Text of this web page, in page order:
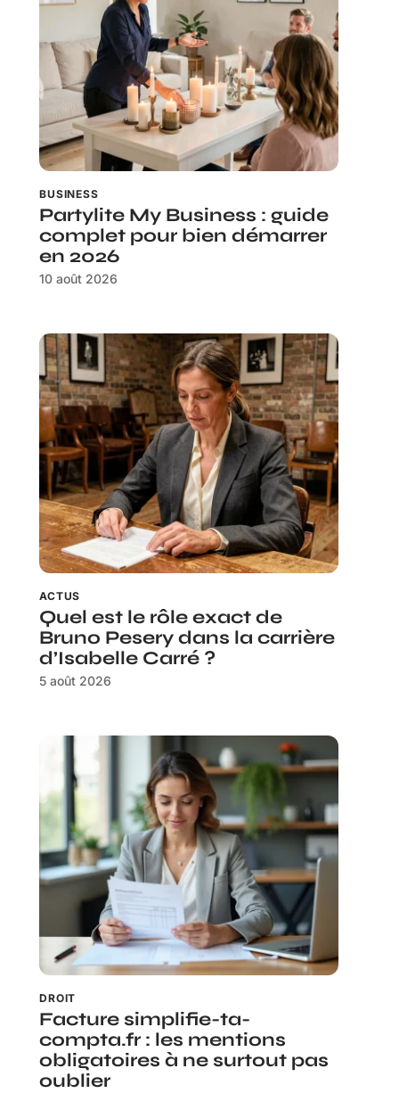
BUSINESS
Partylite My Business : guide
complet pour bien démarrer
en 2026
10 août 2026
ACTUS
Quel est le rôle exact de
Bruno Pesery dans la carrière
d’Isabelle Carré ?
5 août 2026
DROIT
Facture simplifie-ta-
compta.fr : les mentions
obligatoires à ne surtout pas
oublier